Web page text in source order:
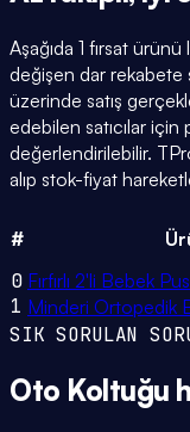
Aşağıda 1 fırsat
değişen dar rekabete
üzerinde satış
edebilen satıcılar için
değerlendirilebilir.
alıp stok-fiyat
#
0
1
Fırfırlı 2'li Bebek
Minderi Ortopedik
SIK SORULAN
Oto Koltuğu